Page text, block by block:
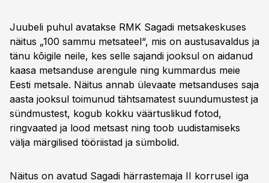
Juubeli puhul avatakse RMK Sagadi metsakeskuses
näitus „100 sammu metsateel“, mis on austusavaldus ja
tänu kõigile neile, kes selle sajandi jooksul on aidanud
kaasa metsanduse arengule ning kummardus meie
Eesti metsale. Näitus annab ülevaate metsanduses saja
aasta jooksul toimunud tähtsamatest suundumustest ja
sündmustest, kogub kokku väärtuslikud fotod,
ringvaated ja lood metsast ning toob uudistamiseks
välja märgilised tööriistad ja sümbolid.
Näitus on avatud Sagadi härrastemaja II korrusel iga